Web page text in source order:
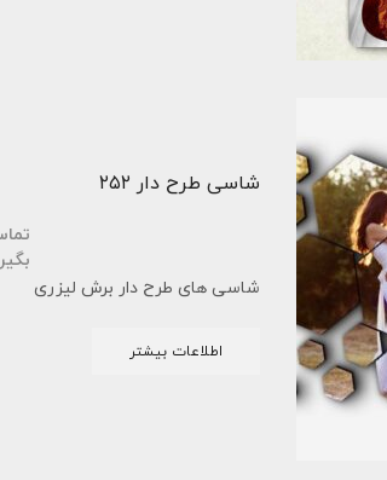
شاسی طرح دار ۲۵۲
شاسی های طرح دار برش لیزری
اطلاعات بیشتر